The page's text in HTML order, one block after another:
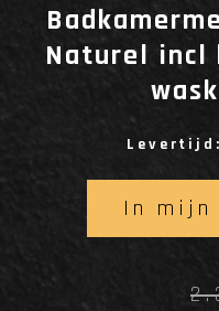
Naturel incl
In mijn